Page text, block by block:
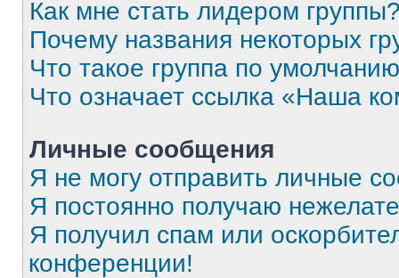
Как мне стать лидером
Почему названия некоторых
Что такое группа по
Что означает ссылка «Наша
Личные сообщения
Я не могу отправить личные
Я постоянно получаю
Я получил спам или
конференции!